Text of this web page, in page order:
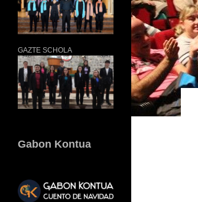
GAZTE SCHOLA
Gabon Kontua